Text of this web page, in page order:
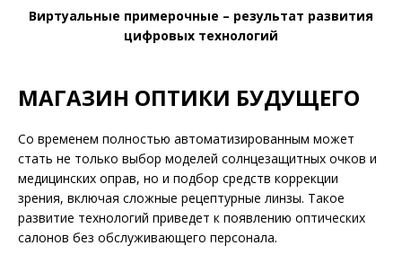
Виртуальные примерочные – результат развития
цифровых технологий
МАГАЗИН ОПТИКИ БУДУЩЕГО
Со временем полностью автоматизированным может
стать не только выбор моделей солнцезащитных очков и
медицинских оправ, но и подбор средств коррекции
зрения, включая сложные рецептурные линзы. Такое
развитие технологий приведет к появлению оптических
салонов без обслуживающего персонала.